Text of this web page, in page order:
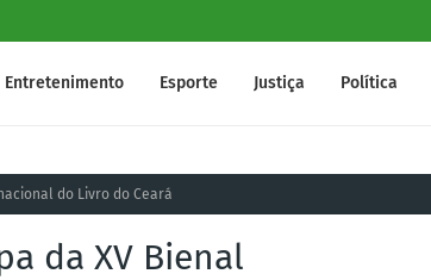
Entretenimento Esporte Justiça Política
do Livro do Ceará
da XV Bienal